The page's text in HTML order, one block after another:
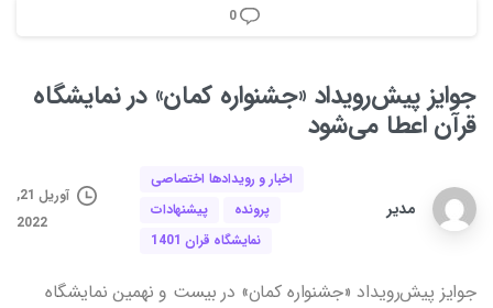
0
جوایز پیش‌رویداد «جشنواره کمان» درنمایشگاه
قرآن اعطا می‌شود
مدیر
اخبار و رویدادها اختصاصی
پرونده
پیشنهادات
نمایشگاه قران 1401
آوریل 21,
2022
جوایز پیش‌رویداد «جشنواره کمان» در بیست و نهمین نمایشگاه